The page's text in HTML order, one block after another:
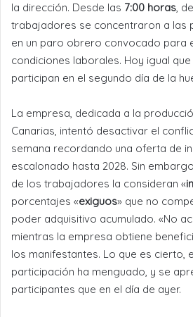
la dirección. Desde las 7:00 horas,
trabajadores se concentraron a las
en un paro obrero convocado para
condiciones laborales. Hoy igual
participan en el segundo día de la
La empresa, dedicada a la
Canarias, intentó desactivar el
semana recordando una oferta de
escalonado hasta 2028. Sin
de los trabajadores la consideran «
porcentajes «exiguos» que no
poder adquisitivo acumulado. «No
mientras la empresa obtiene
los manifestantes. Lo que es cierto,
participación ha menguado, y se
participantes que en el día de ayer.